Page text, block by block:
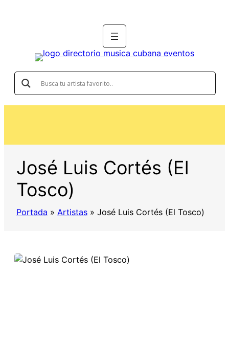
José Luis Cortés (El
Tosco)
Portada » Artistas » José Luis Cortés (El Tosco)